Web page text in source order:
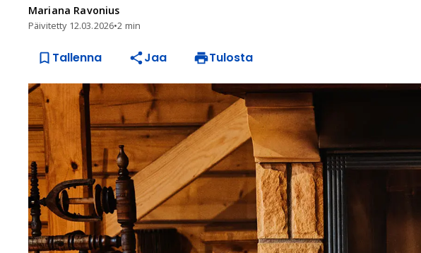
Mariana Ravonius
Päivitetty 12.03.2026•2 min
Tallenna Jaa Tulosta